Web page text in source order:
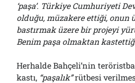
‘paşa’. Türkiye Cumhuriyeti
olduğu, müzakere ettiği, onun
bastırmak üzere bir projeyi
Benim paşa olmaktan
Herhalde Bahçeli’nin
kastı, “paşalık”rütbesi